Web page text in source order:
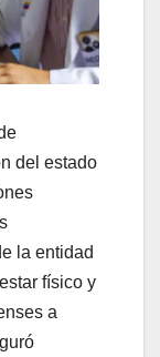
del estado
la entidad
físico y
a